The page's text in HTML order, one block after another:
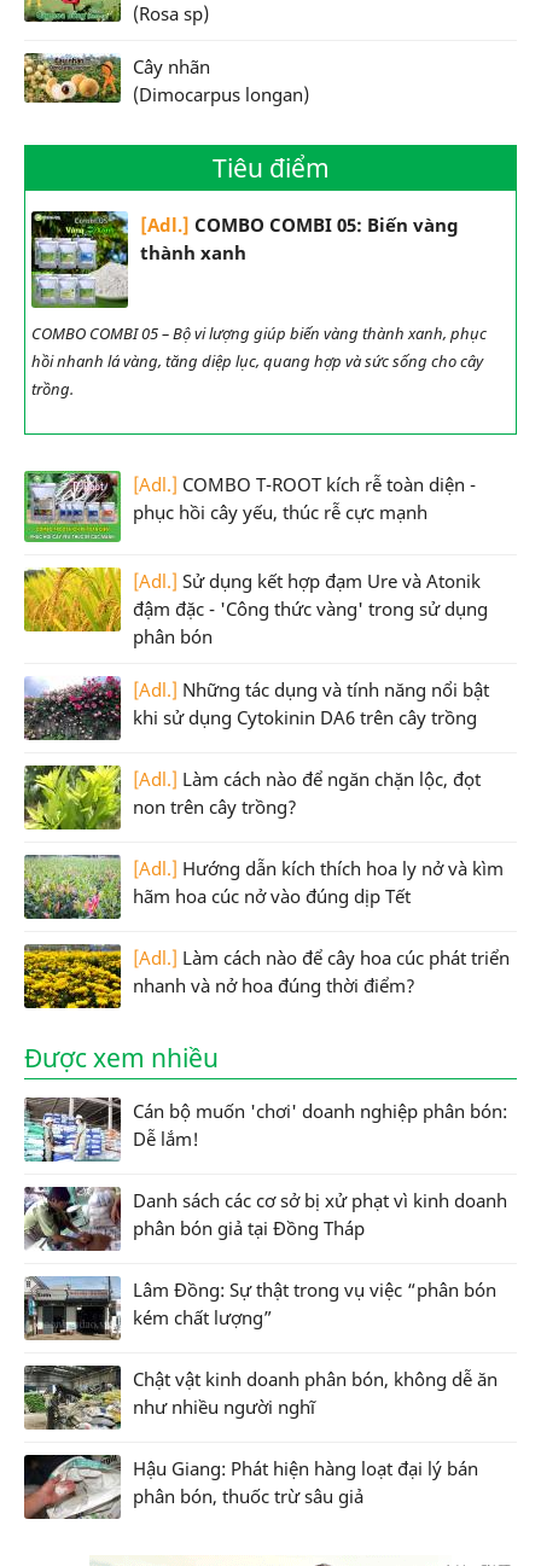
(Rosa sp)
Cây nhãn
(Dimocarpus longan)
Tiêu điểm
[Adl.] COMBO COMBI 05: Biến vàng
thành xanh
COMBO COMBI 05 – Bộ vi lượng giúp biến vàng thành xanh, phục
hồi nhanh lá vàng, tăng diệp lục, quang hợp và sức sống cho cây
trồng.
[Adl.] COMBO T-ROOT kích rễ toàn diện -
phục hồi cây yếu, thúc rễ cực mạnh
[Adl.] Sử dụng kết hợp đạm Ure và Atonik
đậm đặc - 'Công thức vàng' trong sử dụng
phân bón
[Adl.] Những tác dụng và tính năng nổi bật
khi sử dụng Cytokinin DA6 trên cây trồng
[Adl.] Làm cách nào để ngăn chặn lộc, đọt
non trên cây trồng?
[Adl.] Hướng dẫn kích thích hoa ly nở và kìm
hãm hoa cúc nở vào đúng dịp Tết
[Adl.] Làm cách nào để cây hoa cúc phát triển
nhanh và nở hoa đúng thời điểm?
Được xem nhiều
Cán bộ muốn 'chơi' doanh nghiệp phân bón:
Dễ lắm!
Danh sách các cơ sở bị xử phạt vì kinh doanh
phân bón giả tại Đồng Tháp
Lâm Đồng: Sự thật trong vụ việc “phân bón
kém chất lượng”
Chật vật kinh doanh phân bón, không dễ ăn
như nhiều người nghĩ
Hậu Giang: Phát hiện hàng loạt đại lý bán
phân bón, thuốc trừ sâu giả